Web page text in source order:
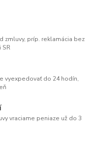
zmluvy, príp. reklamácia bez
SR
vyexpedovať do 24 hodín,
vraciame peniaze už do 3